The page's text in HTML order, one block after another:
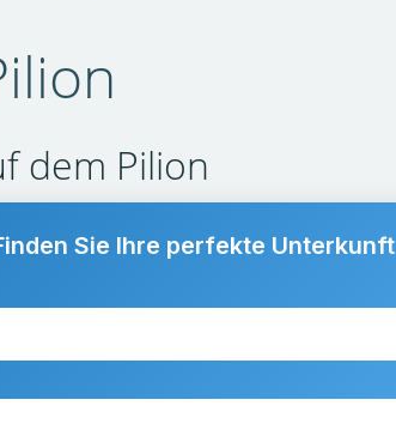
dem Pilion
Sie Ihre perfekte Unterkunft